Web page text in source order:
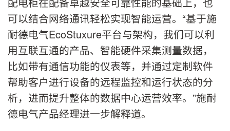
可以结合网络通讯轻松实现智能运营。“基于施
耐德电气EcoStuxure平台与架构，我们可以利
用互联互通的产品、智能硬件采集测量数据，
比如带有通信功能的仪表等，并通过定制软件
帮助客户进行设备的远程监控和运行状态的分
析，进而提升整体的数据中心运营效率。”施耐
德电气产品经理进一步解释道。